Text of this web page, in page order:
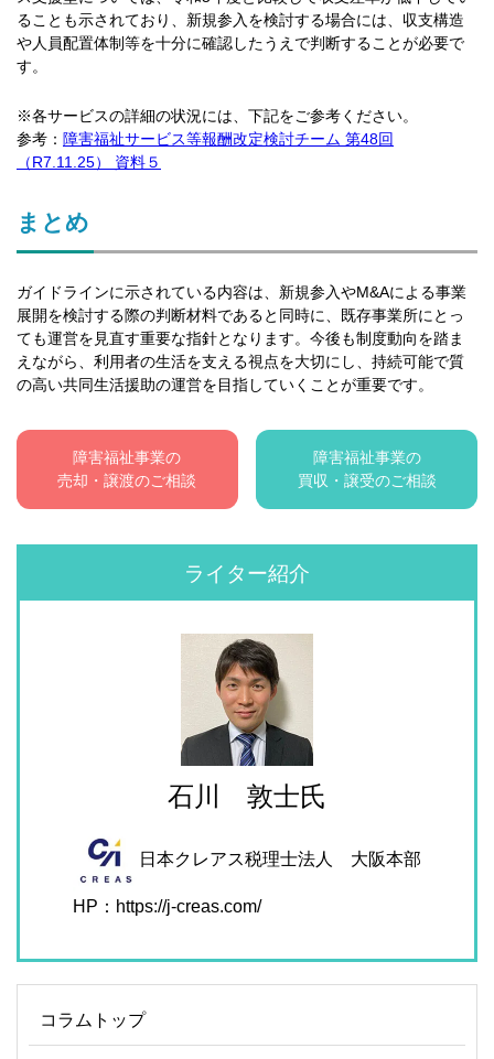
ることも示されており、新規参入を検討する場合には、収支構造
や人員配置体制等を十分に確認したうえで判断することが必要で
す。
※各サービスの詳細の状況には、下記をご参考ください。
参考： 障害福祉サービス等報酬改定検討チーム 第48回
（R7.11.25） 資料５
まとめ
ガイドラインに示されている内容は、新規参入やM&Aによる事業
展開を検討する際の判断材料であると同時に、既存事業所にとっ
ても運営を見直す重要な指針となります。今後も制度動向を踏ま
えながら、利用者の生活を支える視点を大切にし、持続可能で質
の高い共同生活援助の運営を目指していくことが重要です。
障害福祉事業の
売却・譲渡のご相談
障害福祉事業の
買収・譲受のご相談
ライター紹介
石川 敦士氏
日本クレアス税理士法人 大阪本部
HP：https://j-creas.com/
コラムトップ